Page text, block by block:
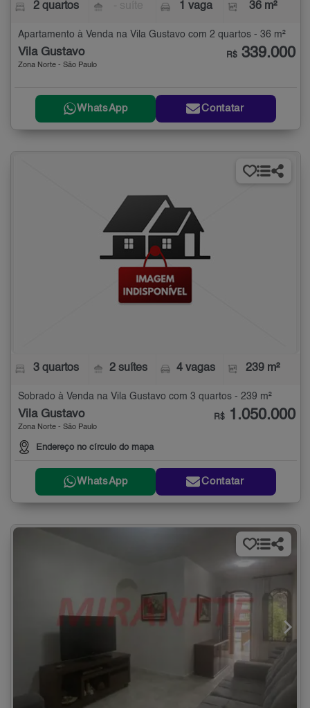
2 quartos 1 vaga 36 m²
Apartamento à Venda na Vila Gustavo com 2 quartos - 36 m²
Vila Gustavo
Zona Norte - São Paulo
R$ 339.000
WhatsApp Contatar
3 quartos 2 suítes 4 vagas 239 m²
Sobrado à Venda na Vila Gustavo com 3 quartos - 239 m²
Vila Gustavo
Zona Norte - São Paulo
Endereço no círculo do mapa
R$ 1.050.000
WhatsApp Contatar